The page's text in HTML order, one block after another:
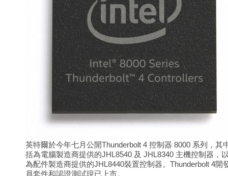
英特爾於今年七月公開Thunderbolt 4 控制器 8000 系列，其
括為電腦製造商提供的JHL8540 及 JHL8340 主機控制器，
為配件製造商提供的JHL8440裝置控制器。Thunderbolt 4開
員套件和認證測試現已上市。